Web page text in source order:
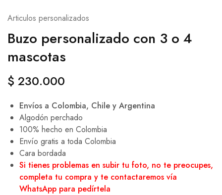
Articulos personalizados
Buzo personalizado con 3 o 4
mascotas
$ 230.000
Envíos a Colombia, Chile y Argentina
Algodón perchado
100% hecho en Colombia
Envío gratis a toda Colombia
Cara bordada
Si tienes problemas en subir tu foto, no te preocupes,
completa tu compra y te contactaremos vía
WhatsApp para pedírtela